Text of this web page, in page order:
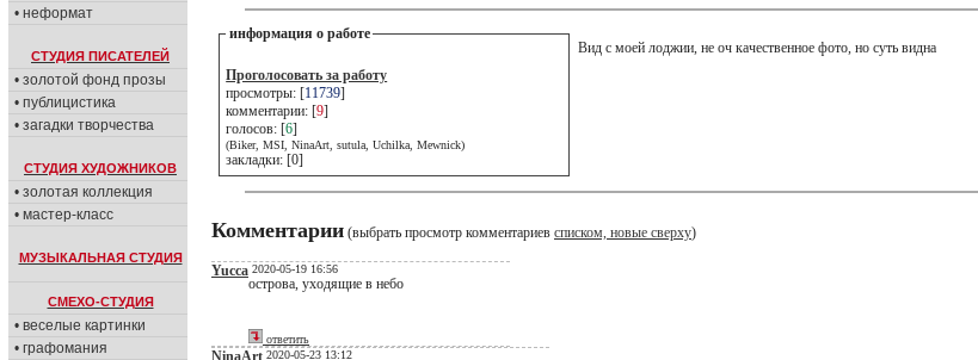
• неформат
СТУДИЯ ПИСАТЕЛЕЙ
• золотой фонд прозы
• публицистика
• загадки творчества
СТУДИЯ ХУДОЖНИКОВ
• золотая коллекция
• мастер-класс
МУЗЫКАЛЬНАЯ СТУДИЯ
СМЕХО-СТУДИЯ
• веселые картинки
• графомания
информация о работе
Проголосовать за работу
просмотры: [11739]
комментарии: [9]
голосов: [6]
(Biker, MSI, NinaArt, sutula, Uchilka, Mewnick)
закладки: [0]
Вид с моей лоджии, не оч качественное фото, но суть видна
Комментарии (выбрать просмотр комментариев списком, новые сверху)
Yucca 2020-05-19 16:56
острова, уходящие в небо
ответить
NinaArt 2020-05-23 13:12